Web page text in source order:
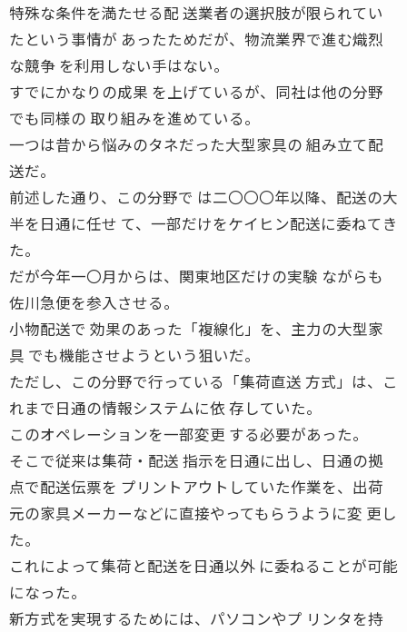
特殊な条件を満たせる配 送業者の選択肢が限られてい
たという事情が あったためだが、物流業界で進む熾烈
な競争 を利用しない手はない。
すでにかなりの成果 を上げているが、同社は他の分野
でも同様の 取り組みを進めている。
一つは昔から悩みのタネだった大型家具の 組み立て配
送だ。
前述した通り、この分野で は二〇〇〇年以降、配送の大
半を日通に任せ て、一部だけをケイヒン配送に委ねてき
た。
だが今年一〇月からは、関東地区だけの実験 ながらも
佐川急便を参入させる。
小物配送で 効果のあった「複線化」を、主力の大型家
具 でも機能させようという狙いだ。
ただし、この分野で行っている「集荷直送 方式」は、こ
れまで日通の情報システムに依 存していた。
このオペレーションを一部変更 する必要があった。
そこで従来は集荷・配送 指示を日通に出し、日通の拠
点で配送伝票を プリントアウトしていた作業を、出荷
元の家具メーカーなどに直接やってもらうように変 更し
た。
これによって集荷と配送を日通以外 に委ねることが可能
になった。
新方式を実現するためには、パソコンやプ リンタを持